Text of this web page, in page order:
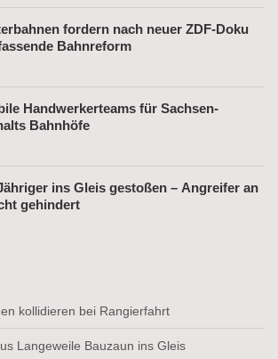
fordern nach neuer ZDF-Doku
Bahnreform
Handwerkerteams für Sachsen-
Bahnhöfe
ins Gleis gestoßen – Angreifer an
gehindert
kollidieren bei Rangierfahrt
Langeweile Bauzaun ins Gleis